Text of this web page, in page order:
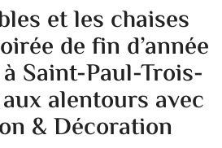
et les chaises
de fin d’année
Saint-Paul-Trois-
alentours avec
& Décoration